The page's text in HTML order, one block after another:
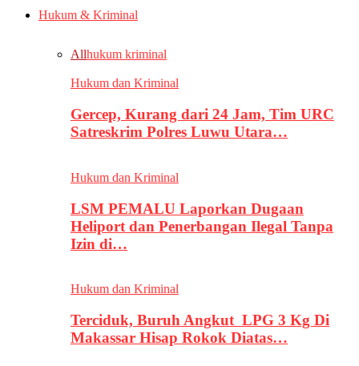
Hukum & Kriminal
Allhukum kriminal
Hukum dan Kriminal
Gercep, Kurang dari 24 Jam, Tim URC
Satreskrim Polres Luwu Utara…
Hukum dan Kriminal
LSM PEMALU Laporkan Dugaan
Heliport dan Penerbangan Ilegal Tanpa
Izin di…
Hukum dan Kriminal
Terciduk, Buruh Angkut LPG 3 Kg Di
Makassar Hisap Rokok Diatas…